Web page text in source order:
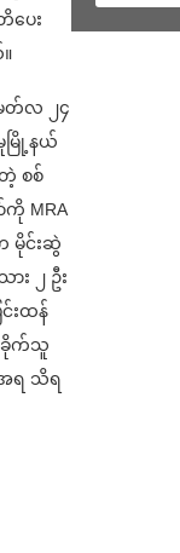
ပေး
မတ်လ ၂၄
မြို့နယ်
စစ်
ကို MRA
မိုင်းဆွဲ
း ၂ ဦး
င်းထန်
ခိုက်သူ
ရ သိရ